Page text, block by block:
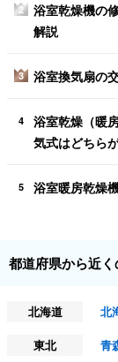
2
浴室乾燥機の
解説
3 浴室換気扇の
4
浴室乾燥（暖
気式はどちら
5 浴室暖房乾燥
都道府県から近
北海道
北
東北
青